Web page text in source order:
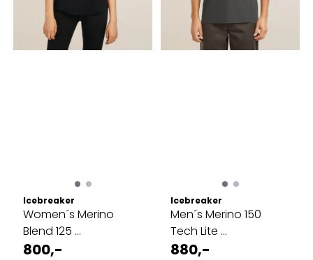
Icebreaker
Women´s Merino
Blend 125 ...
800,-
Icebreaker
Men´s Merino 150
Tech Lite ...
880,-